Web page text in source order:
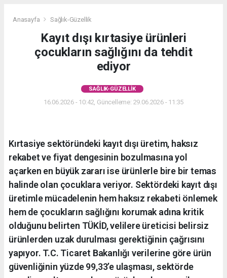
Anasayfa Sağlık-Güzellik
Kayıt dışı kırtasiye ürünleri
çocukların sağlığını da tehdit
ediyor
SAĞLIK-GÜZELLIK
16.06.2026 - 10:42, Güncelleme: 29.06.2026 - 11:35
Kırtasiye sektöründeki kayıt dışı üretim, haksız
rekabet ve fiyat dengesinin bozulmasına yol
açarken en büyük zararı ise ürünlerle bire bir temas
halinde olan çocuklara veriyor. Sektördeki kayıt dışı
üretimle mücadelenin hem haksız rekabeti önlemek
hem de çocukların sağlığını korumak adına kritik
olduğunu belirten TÜKİD, velilere üreticisi belirsiz
ürünlerden uzak durulması gerektiğinin çağrısını
yapıyor. T.C. Ticaret Bakanlığı verilerine göre ürün
güvenliğinin yüzde 99,33’e ulaşması, sektörde